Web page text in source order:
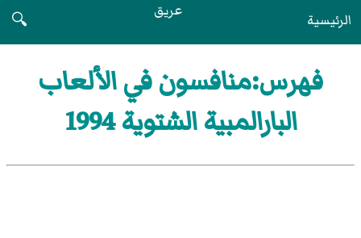
الرئيسية عريق
🔍
فهرس:منافسون في الألعاب
البارالمبية الشتوية 1994